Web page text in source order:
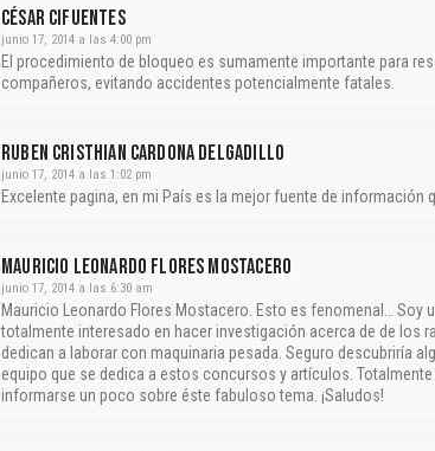
César Cifuentes
junio 17, 2014 a las 4:00 pm
El procedimiento de bloqueo es sumamente importante para
compañeros, evitando accidentes potencialmente fatales.
Ruben Cristhian Cardona Delgadillo
junio 17, 2014 a las 1:02 pm
Excelente pagina, en mi País es la mejor fuente de información
Mauricio Leonardo Flores Mostacero
junio 17, 2014 a las 6:30 am
Mauricio Leonardo Flores Mostacero. Esto es fenomenal… Soy
totalmente interesado en hacer investigación acerca de de los
dedican a laborar con maquinaria pesada. Seguro descubriría
equipo que se dedica a estos concursos y artículos.
informarse un poco sobre éste fabuloso tema. ¡Saludos!